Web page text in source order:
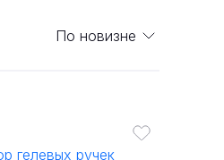
По новизне